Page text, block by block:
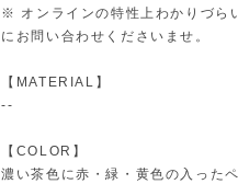
※ オンラインの特性上わかりづら
にお問い合わせくださいませ。
【MATERIAL】
--
【COLOR】
濃い茶色に赤・緑・黄色の入った